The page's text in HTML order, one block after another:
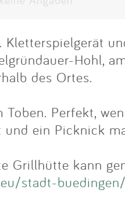
Hohl,
des Ortes.
Toben. Perfekt,
ein Picknick
Grillhütte kann
stadt-